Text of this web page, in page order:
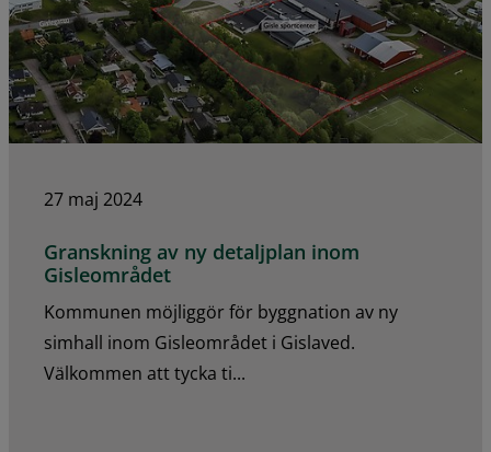
27 maj 2024
Granskning av ny detaljplan inom
Gisleområdet
Kommunen möjliggör för byggnation av ny
simhall inom Gisleområdet i Gislaved.
Välkommen att tycka ti...